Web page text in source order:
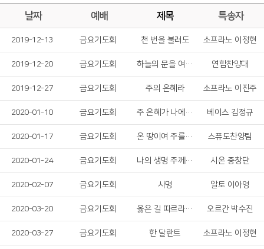
날짜 예배 제목 특송자
2019-12-13 금요기도회 천 번을 불러도 소프라노 이정현
2019-12-20 금요기도회 하늘의 문을 여소서 연합찬양대
2019-12-27 금요기도회 주의 은혜라 소프라노 이진주
2020-01-10 금요기도회 주 은혜가 나에게 족하네 베이스 김정규
2020-01-17 금요기도회 온 땅이여 주를 찬양 & 쉐마 이스라엘 스퓨도찬양팀
2020-01-24 금요기도회 나의 생명 주께 드리니 시온 중창단
2020-02-07 금요기도회 사명 알토 이아영
2020-03-20 금요기도회 옳은 길 따르라 의의 길을 오르간 박수진
2020-03-27 금요기도회 한 달란트 소프라노 이정현